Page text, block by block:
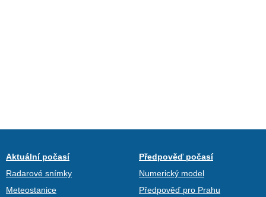
Aktuální počasí
Radarové snímky
Meteostanice
Předpověď počasí
Numerický model
Předpověď pro Prahu